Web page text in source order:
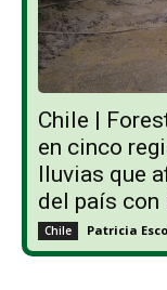
Chile |
en cinco
lluvias que
del país con
Chile Patricia